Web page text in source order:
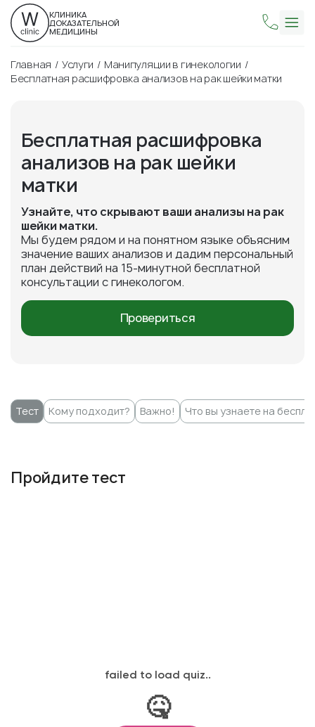
КЛИНИКА
ДОКАЗАТЕЛЬНОЙ
МЕДИЦИНЫ
Главная Услуги
Манипуляции в гинекологии
Бесплатная расшифровка анализов на рак шейки матки
Бесплатная расшифровка
анализов на рак шейки
матки
Узнайте, что скрывают ваши анализы на рак
шейки матки.
Мы будем рядом и на понятном языке объясним
значение ваших анализов и дадим персональный
план действий на 15-минутной бесплатной
консультации с гинекологом.
Провериться
Тест Кому подходит? Важно! Что вы узнаете на
Пройдите тест